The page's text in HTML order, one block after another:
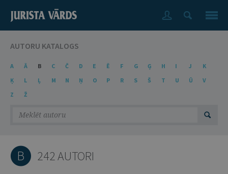
AUTORU KATALOGS
A Ā B C Č D E Ē F G Ģ H I J
K
Ķ
L Ļ M N Ņ O P R S Š T U Ū
V
Z
Ž
B 242 AUTORI